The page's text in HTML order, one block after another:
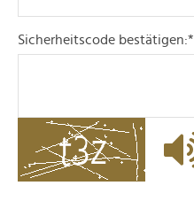
gesammelt haben.
Sicherheitscode bestätigen:*